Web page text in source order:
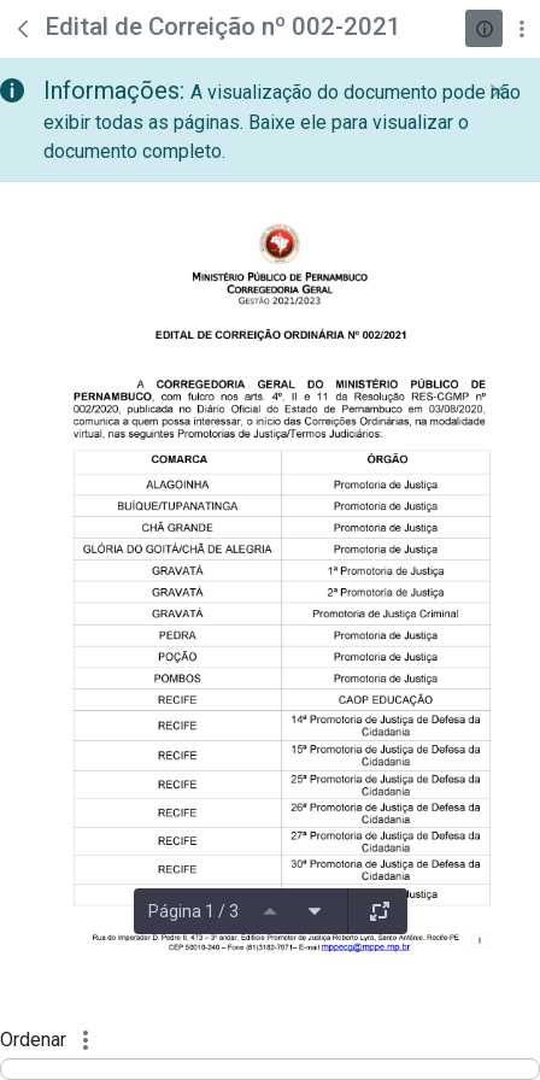
Pular para o Conteúdo principal
teste descricao
Edital de Correição nº 002-2021
Informações: A visualização do documento pode não
exibir todas as páginas. Baixe ele para visualizar o
documento completo.
Página 1 / 3
Ordenar